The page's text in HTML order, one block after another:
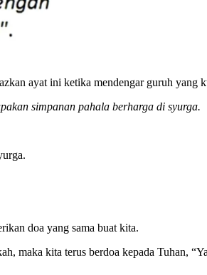
ayat ini ketika mendengar guruh
simpanan pahala berharga di syurga.
doa yang sama buat kita.
maka kita terus berdoa kepada Tuhan,